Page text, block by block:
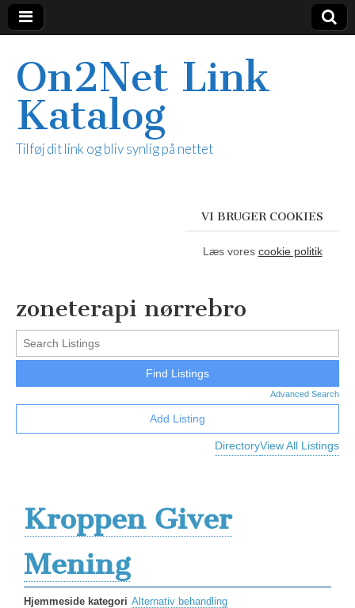
On2Net Link
Katalog
Tilføj dit link og bliv synlig på nettet
VI BRUGER COOKIES
Læs vores cookie politik
zoneterapi nørrebro
Advanced Search
DirectoryView All Listings
Add Listing
Kroppen Giver
Mening
Hjemmeside kategori Alternativ behandling